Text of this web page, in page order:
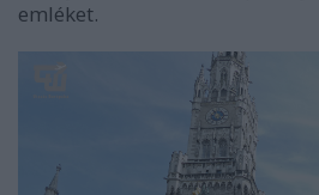
emléket.